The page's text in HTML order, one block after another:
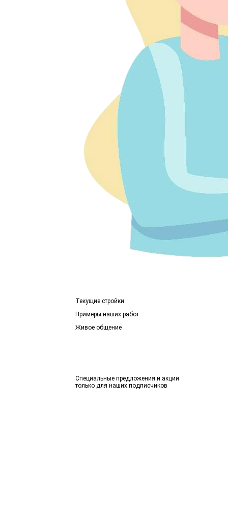
Текущие стройки
Примеры наших работ
Живое общение
Специальные предложения и акции
только для наших подписчиков